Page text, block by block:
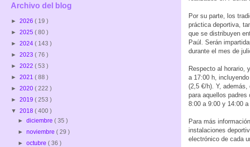
Por su parte, los
práctica deportiva,
que se distribuyen
Paúl. Serán
durante el mes de
Respecto al horario,
a 17:00 h,
(2,5 €/h). Y,
para aquellos
8:00 a 9:00 y 14:00
Para más
instalaciones
electrónico de cada
Archivo del blog
► 2026 ( 19 )
► 2025 ( 80 )
► 2024 ( 143 )
► 2023 ( 76 )
► 2022 ( 53 )
► 2021 ( 88 )
► 2020 ( 222 )
► 2019 ( 253 )
▼ 2018 ( 400 )
►diciembre( 35 )
►noviembre( 29 )
►octubre( 36 )